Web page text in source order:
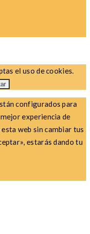
el uso de cookies.
configurados para
experiencia de
web sin cambiar tus
estarás dando tu